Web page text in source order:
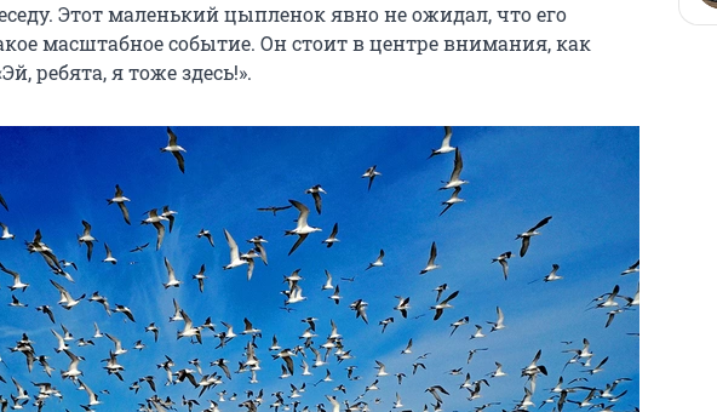
Этот маленький цыпленок явно не ожидал, что его
масштабное событие. Он стоит в центре внимания, как
ребята, я тоже здесь!».